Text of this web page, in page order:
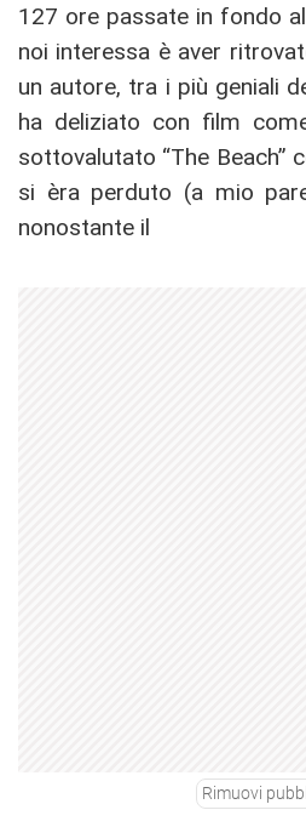
127 ore passate in fondo
noi interessa è aver
un autore, tra i più geniali
ha deliziato con film
sottovalutato “The Beach”
si èra perduto (a mio
nonostante il
Rimuovi